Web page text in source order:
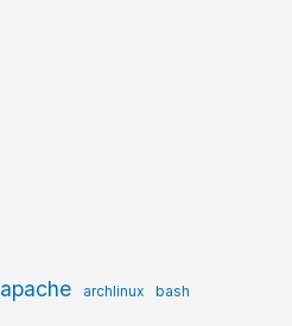
apache archlinux bash